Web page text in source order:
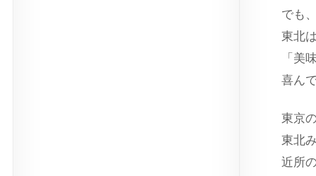
でも
東北
「美
喜ん
東京
東北
近所